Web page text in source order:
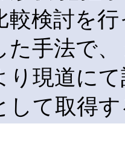
較検討を
た手法で
り現道に
して取得